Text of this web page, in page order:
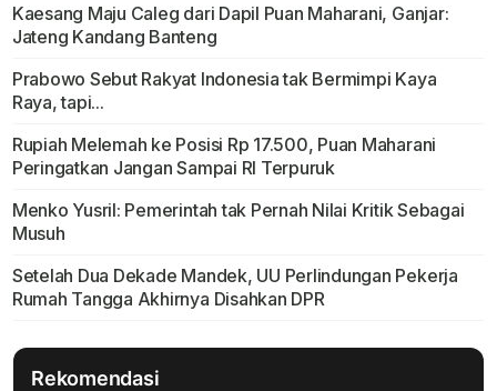
Kaesang Maju Caleg dari Dapil Puan Maharani, Ganjar:
Jateng Kandang Banteng
Prabowo Sebut Rakyat Indonesia tak Bermimpi Kaya
Raya, tapi...
Rupiah Melemah ke Posisi Rp 17.500, Puan Maharani
Peringatkan Jangan Sampai RI Terpuruk
Menko Yusril: Pemerintah tak Pernah Nilai Kritik Sebagai
Musuh
Setelah Dua Dekade Mandek, UU Perlindungan Pekerja
Rumah Tangga Akhirnya Disahkan DPR
Rekomendasi